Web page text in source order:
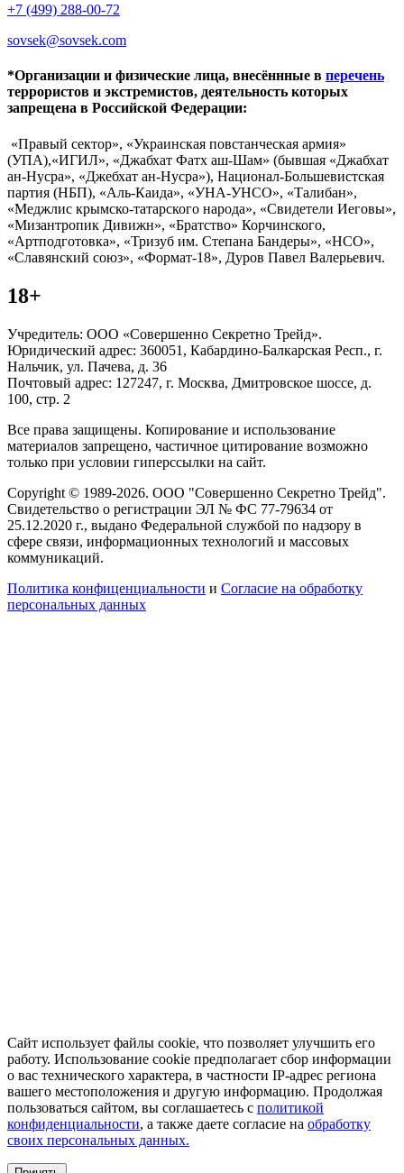
+7 (499) 288-00-72
sovsek@sovsek.com
*Организации и физические лица, внесённные в перечень
террористов и экстремистов, деятельность которых
запрещена в Российской Федерации:
«Правый сектор», «Украинская повстанческая армия»
(УПА),«ИГИЛ», «Джабхат Фатх аш-Шам» (бывшая «Джабхат
ан-Нусра», «Джебхат ан-Нусра»), Национал-Большевистская
партия (НБП), «Аль-Каида», «УНА-УНСО», «Талибан»,
«Меджлис крымско-татарского народа», «Свидетели Иеговы»,
«Мизантропик Дивижн», «Братство» Корчинского,
«Артподготовка», «Тризуб им. Степана Бандеры», «НСО»,
«Славянский союз», «Формат-18», Дуров Павел Валерьевич.
18+
Учредитель: ООО «Совершенно Секретно Трейд».
Юридический адрес: 360051, Кабардино-Балкарская Респ., г.
Нальчик, ул. Пачева, д. 36
Почтовый адрес: 127247, г. Москва, Дмитровское шоссе, д.
100, стр. 2
Все права защищены. Копирование и использование
материалов запрещено, частичное цитирование возможно
только при условии гиперссылки на сайт.
Copyright © 1989-2026. ООО "Совершенно Секретно Трейд".
Свидетельство о регистрации ЭЛ № ФС 77-79634 от
25.12.2020 г., выдано Федеральной службой по надзору в
сфере связи, информационных технологий и массовых
коммуникаций.
Политика конфиценциальности и Согласие на обработку
персональных данных
Сайт использует файлы cookie, что позволяет улучшить его
работу. Использование cookie предполагает сбор информации
о вас технического характера, в частности IP-адрес региона
вашего местоположения и другую информацию. Продолжая
пользоваться сайтом, вы соглашаетесь с политикой
конфиденциальности, а также даете согласие на обработку
своих персональных данных.